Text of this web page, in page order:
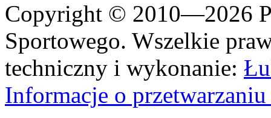
Copyright © 2010—2026
Sportowego. Wszelkie
techniczny i wykonanie:
Informacje o